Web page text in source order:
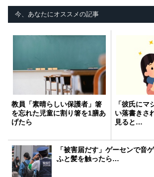
今、あなたにオススメの記事
教員「素晴らしい保護者」箸
を忘れた児童に割り箸を1膳あ
げたら
「彼氏にマ
い落書きさ
見ると…
「被害届だす」ゲーセンで音
ふと髪を触ったら…